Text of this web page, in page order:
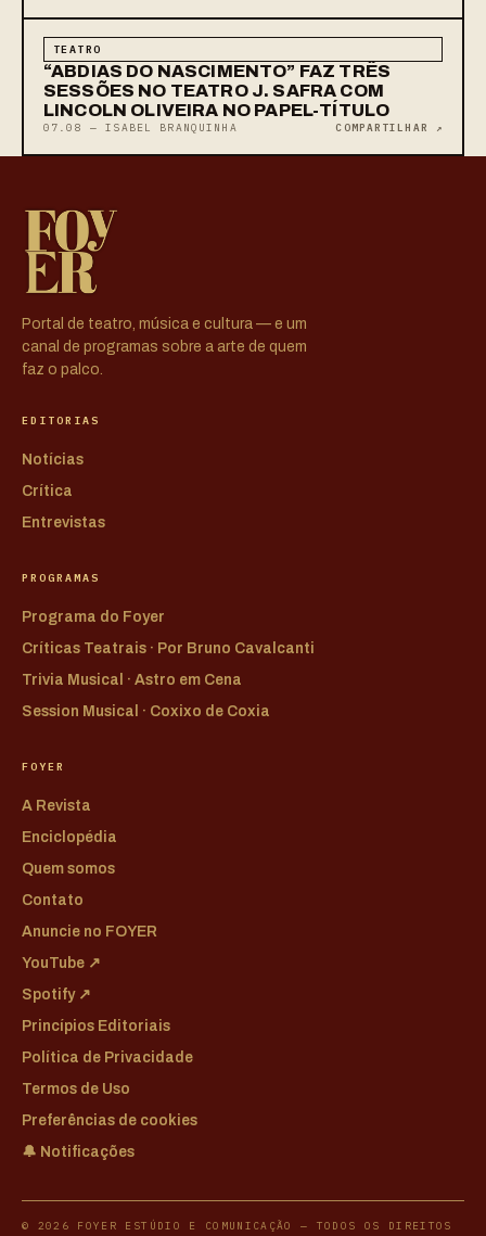
TEATRO
“ABDIAS DO NASCIMENTO” FAZ TRÊS
SESSÕES NO TEATRO J. SAFRA COM
LINCOLN OLIVEIRA NO PAPEL-TÍTULO
07.08 — ISABEL BRANQUINHA COMPARTILHAR ↗
Portal de teatro, música e cultura — e um
canal de programas sobre a arte de quem
faz o palco.
EDITORIAS
Notícias
Crítica
Entrevistas
PROGRAMAS
Programa do Foyer
Críticas Teatrais · Por Bruno Cavalcanti
Trivia Musical · Astro em Cena
Session Musical · Coxixo de Coxia
FOYER
A Revista
Enciclopédia
Quem somos
Contato
Anuncie no FOYER
YouTube ↗
Spotify ↗
Princípios Editoriais
Política de Privacidade
Termos de Uso
Preferências de cookies
🔔 Notificações
© 2026 FOYER ESTÚDIO E COMUNICAÇÃO — TODOS OS DIREITOS